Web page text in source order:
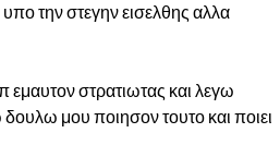
υπο την στεγην εισελθης αλλα
στρατιωτας και λεγω
δουλω μου ποιησον τουτο και ποιει